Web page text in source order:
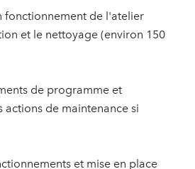
fonctionnement de l'atelier
et le nettoyage (environ 150
de programme et
actions de maintenance si
et mise en place